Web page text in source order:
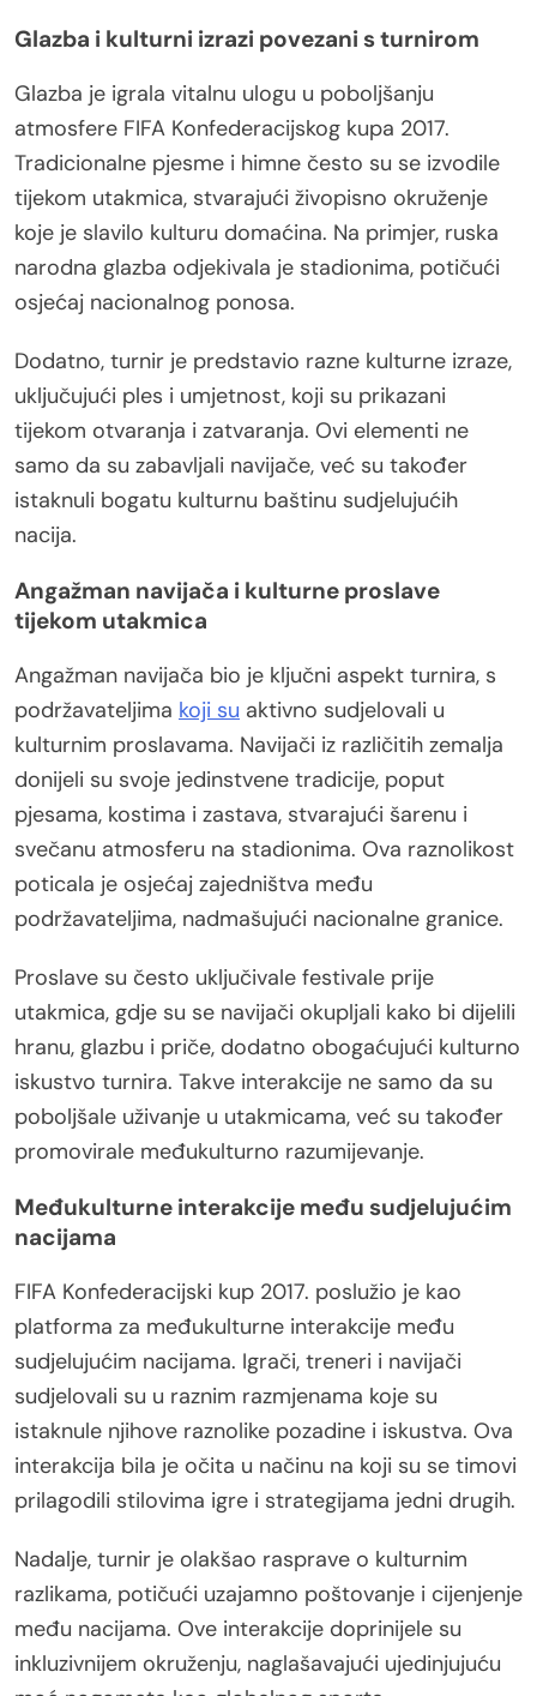
Glazba i kulturni izrazi povezani s turnirom
Glazba je igrala vitalnu ulogu u poboljšanju
atmosfere FIFA Konfederacijskog kupa 2017.
Tradicionalne pjesme i himne često su se izvodile
tijekom utakmica, stvarajući živopisno okruženje
koje je slavilo kulturu domaćina. Na primjer, ruska
narodna glazba odjekivala je stadionima, potičući
osjećaj nacionalnog ponosa.
Dodatno, turnir je predstavio razne kulturne izraze,
uključujući ples i umjetnost, koji su prikazani
tijekom otvaranja i zatvaranja. Ovi elementi ne
samo da su zabavljali navijače, već su također
istaknuli bogatu kulturnu baštinu sudjelujućih
nacija.
Angažman navijača i kulturne proslave
tijekom utakmica
Angažman navijača bio je ključni aspekt turnira, s
podržavateljima koji su aktivno sudjelovali u
kulturnim proslavama. Navijači iz različitih zemalja
donijeli su svoje jedinstvene tradicije, poput
pjesama, kostima i zastava, stvarajući šarenu i
svečanu atmosferu na stadionima. Ova raznolikost
poticala je osjećaj zajedništva među
podržavateljima, nadmašujući nacionalne granice.
Proslave su često uključivale festivale prije
utakmica, gdje su se navijači okupljali kako bi dijelili
hranu, glazbu i priče, dodatno obogaćujući kulturno
iskustvo turnira. Takve interakcije ne samo da su
poboljšale uživanje u utakmicama, već su također
promovirale međukulturno razumijevanje.
Međukulturne interakcije među sudjelujućim
nacijama
FIFA Konfederacijski kup 2017. poslužio je kao
platforma za međukulturne interakcije među
sudjelujućim nacijama. Igrači, treneri i navijači
sudjelovali su u raznim razmjenama koje su
istaknule njihove raznolike pozadine i iskustva. Ova
interakcija bila je očita u načinu na koji su se timovi
prilagodili stilovima igre i strategijama jedni drugih.
Nadalje, turnir je olakšao rasprave o kulturnim
razlikama, potičući uzajamno poštovanje i cijenjenje
među nacijama. Ove interakcije doprinijele su
inkluzivnijem okruženju, naglašavajući ujedinjujuću